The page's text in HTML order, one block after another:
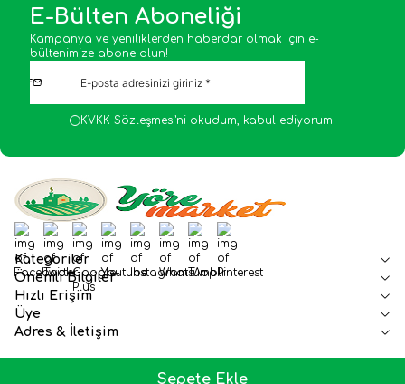
Sepete Ekle
E-Bülten Aboneliği
Kampanya ve yeniliklerden haberdar olmak için e-
bültenimize abone olun!
KVKK Sözleşmesi'ni okudum, kabul ediyorum.
Facebook
TwitterGoogle-Plus
YoutubeInstagram
WhatsApp
TumblrPinterest
Kategoriler
Önemli Bilgiler
Hızlı Erişim
Üye
Adres & İletişim